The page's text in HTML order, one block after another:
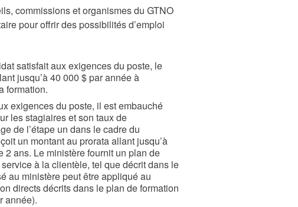
commissions et organismes du GTNO
pour offrir des possibilités d’emploi
satisfait aux exigences du poste, le
jusqu’à 40 000 $ par année à
formation.
exigences du poste, il est embauché
les stagiaires et son taux de
de l’étape un dans le cadre du
un montant au prorata allant jusqu’à
2 ans. Le ministère fournit un plan de
à la clientèle, tel que décrit dans le
au ministère peut être appliqué au
directs décrits dans le plan de formation
année).